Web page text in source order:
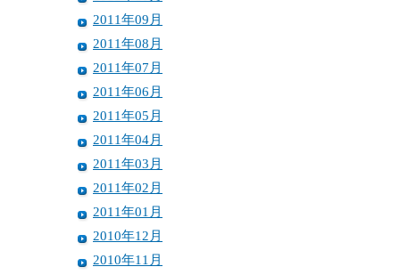
2011年09月
2011年08月
2011年07月
2011年06月
2011年05月
2011年04月
2011年03月
2011年02月
2011年01月
2010年12月
2010年11月